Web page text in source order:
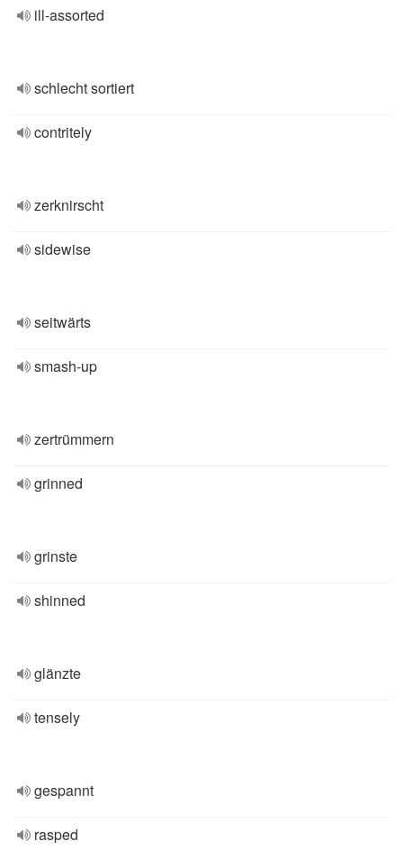
ill-assorted
schlecht sortiert
contritely
zerknirscht
sidewise
seitwärts
smash-up
zertrümmern
grinned
grinste
shinned
glänzte
tensely
gespannt
rasped